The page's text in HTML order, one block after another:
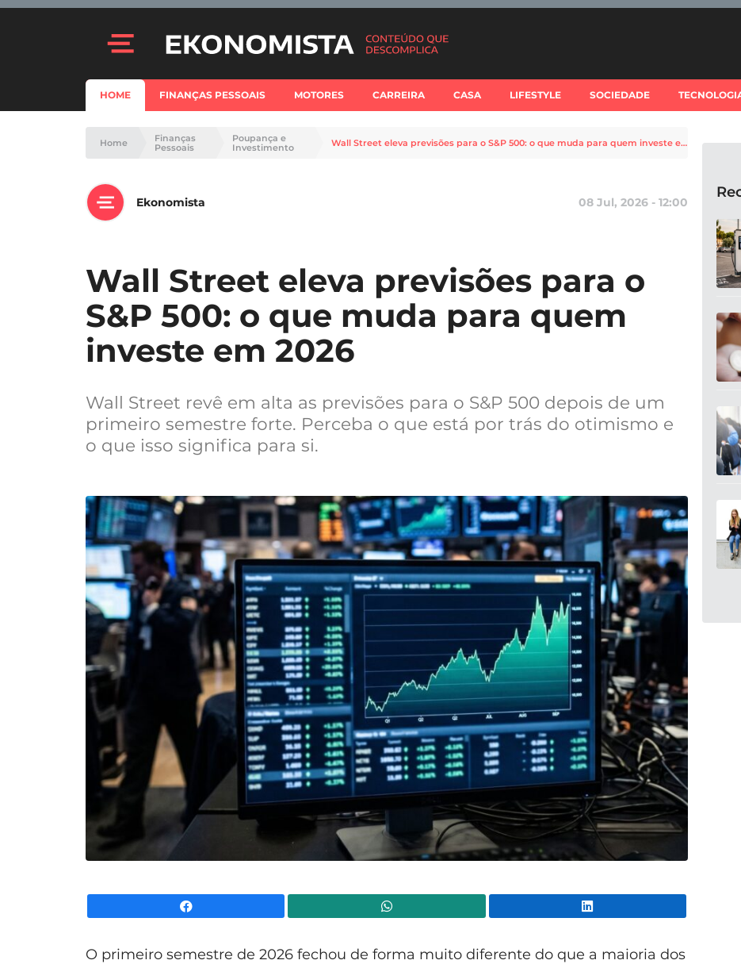
HOME FINANÇAS PESSOAIS MOTORES CARREIRA CASA LIFESTYLE SOCIEDADE
Home
Finanças
Pessoais
Poupança e
Investimento
Wall Street eleva previsões para o S&P 500: o que muda para quem investe em 2026
Ekonomista 08 Jul, 2026 - 12:00
Wall Street eleva previsões para o
S&P 500: o que muda para quem
investe em 2026
Wall Street revê em alta as previsões para o S&P 500 depois de um
primeiro semestre forte. Perceba o que está por trás do otimismo e
o que isso significa para si.
O primeiro semestre de 2026 fechou de forma muito diferente do que a maioria dos